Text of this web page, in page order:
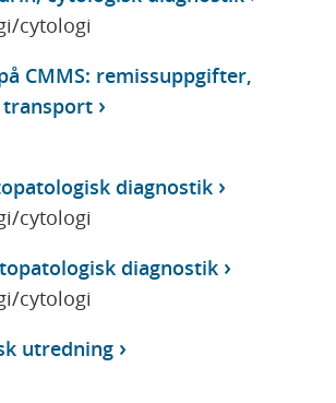
cytologi
CMMS: remissuppgifter,
diagnostik
cytologi
diagnostik
cytologi
utredning